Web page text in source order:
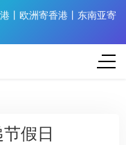
丨欧洲寄香港丨东南亚寄
假日